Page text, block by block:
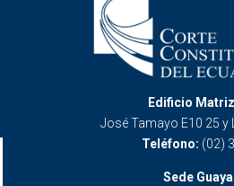
Edificio
José Tamayo E10 25 y
Teléfono: (02)
Sede